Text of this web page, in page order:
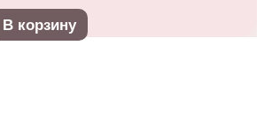
В корзину